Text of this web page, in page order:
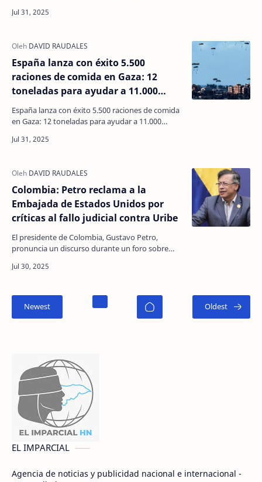
hacerlos …
España lanza con éxito 5.500
raciones de comida en Gaza: 12
toneladas para ayudar a 11.000
personas
España lanza con éxito 5.500 raciones de comida
en Gaza: 12 toneladas para ayudar a 11.000
Manuel…
Colombia: Petro reclama a la
Embajada de Estados Unidos por
críticas al fallo judicial contra Uribe
El presidente de Colombia, Gustavo Petro,
pronuncia un discurso durante un foro sobre
Moneda, en …
EL IMPARCIAL
Agencia de noticias y publicidad nacional e internacional -